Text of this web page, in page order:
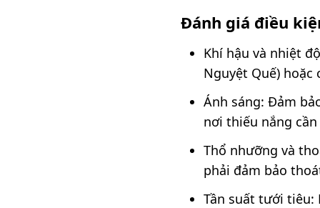
Đánh giá điều
Khí hậu và nhiệt
Nguyệt Quế)
Ánh sáng: Đảm
nơi thiếu nắng
Thổ nhưỡng và
phải đảm bảo
Tần suất tưới tiêu: